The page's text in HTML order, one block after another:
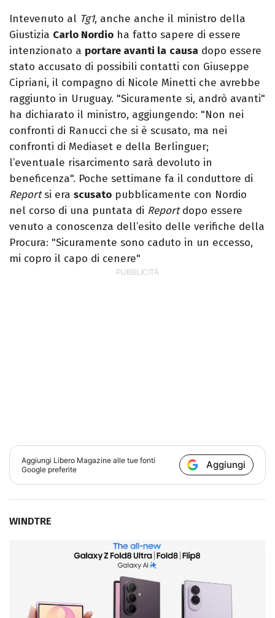
Intevenuto al Tg1, anche anche il ministro della
Giustizia Carlo Nordio ha fatto sapere di essere
intenzionato a portare avanti la causa dopo essere
stato accusato di possibili contatti con Giuseppe
Cipriani, il compagno di Nicole Minetti che avrebbe
raggiunto in Uruguay. "Sicuramente si, andrò avanti"
ha dichiarato il ministro, aggiungendo: "Non nei
confronti di Ranucci che si è scusato, ma nei
confronti di Mediaset e della Berlinguer;
l’eventuale risarcimento sarà devoluto in
beneficenza". Poche settimane fa il conduttore di
Reportsi era scusato pubblicamente con Nordio
nel corso di una puntata di Reportdopo essere
venuto a conoscenza dell’esito delle verifiche della
Procura: "Sicuramente sono caduto in un eccesso,
mi copro il capo di cenere"
Aggiungi Libero Magazine alle tue fonti
Google preferite
Aggiungi
WINDTRE